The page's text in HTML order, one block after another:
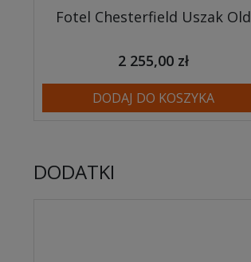
Fotel Chesterfield Uszak Old
2 255,00 zł
DODAJ DO KOSZYKA
DODATKI